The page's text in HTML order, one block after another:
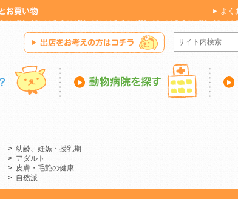
よく
> 幼齢、妊娠・授乳期
> アダルト
> 皮膚・毛艶の健康
> 自然派